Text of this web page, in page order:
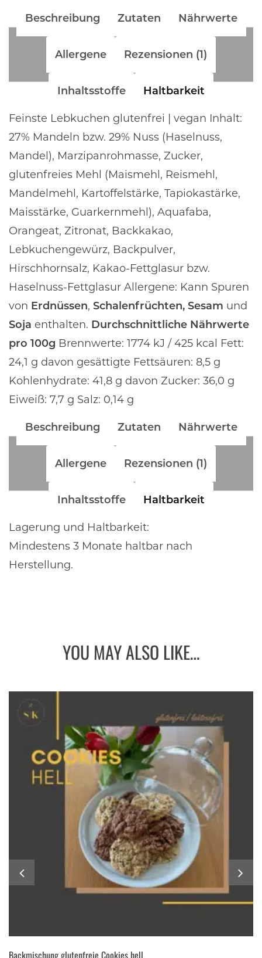
Beschreibung Zutaten Nährwerte
Allergene Rezensionen (1)
Inhaltsstoffe Haltbarkeit
Feinste Lebkuchen glutenfrei | vegan Inhalt:
27% Mandeln bzw. 29% Nuss (Haselnuss,
Mandel), Marzipanrohmasse, Zucker,
glutenfreies Mehl (Maismehl, Reismehl,
Mandelmehl, Kartoffelstärke, Tapiokastärke,
Maisstärke, Guarkernmehl), Aquafaba,
Orangeat, Zitronat, Backkakao,
Lebkuchengewürz, Backpulver,
Hirschhornsalz, Kakao-Fettglasur bzw.
Haselnuss-Fettglasur Allergene: Kann Spuren
von Erdnüssen, Schalenfrüchten, Sesam und
Soja enthalten. Durchschnittliche Nährwerte
pro 100g Brennwerte: 1774 kJ / 425 kcal Fett:
24,1 g davon gesättigte Fettsäuren: 8,5 g
Kohlenhydrate: 41,8 g davon Zucker: 36,0 g
Eiweiß: 7,7 g Salz: 0,14 g
Beschreibung Zutaten Nährwerte
Allergene Rezensionen (1)
Inhaltsstoffe Haltbarkeit
Lagerung und Haltbarkeit:
Mindestens 3 Monate haltbar nach
Herstellung.
YOU MAY ALSO LIKE…
Backmischung glutenfreie Cookies hell